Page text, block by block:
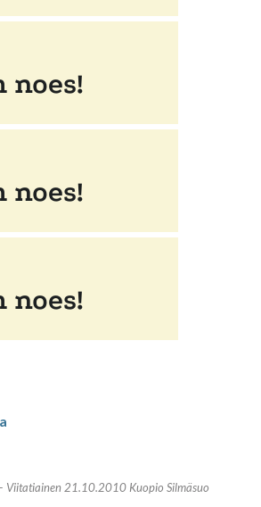
a
Viitatiainen 21.10.2010 Kuopio Silmäsuo